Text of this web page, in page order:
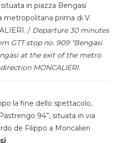
in piazza Bengasi
metropolitana prima di V.
/ Departure 30 minutes
GTT stop no. 909 “Bengasi
at the exit of the metro
MONCALIERI.
la fine dello spettacolo,
94”, situata in via
de Filippo a Moncalieri